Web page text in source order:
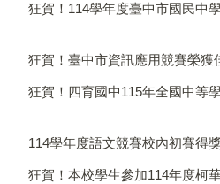
狂賀！114學年度臺中市國民中
狂賀！臺中市資訊應用競賽榮獲
狂賀！四育國中115年全國中等
114學年度語文競賽校內初賽得
狂賀！本校學生參加114年度柯